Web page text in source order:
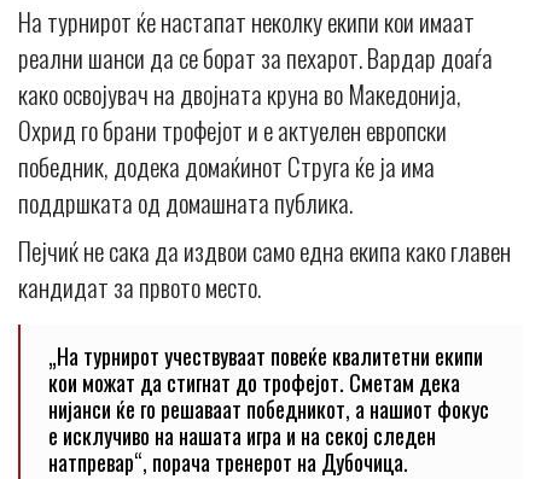
На турнирот ќе настапат неколку екипи кои имаат
реални шанси да се борат за пехарот. Вардар доаѓа
како освојувач на двојната круна во Македонија,
Охрид го брани трофејот и е актуелен европски
победник, додека домаќинот Струга ќе ја има
поддршката од домашната публика.
Пејчиќ не сака да издвои само една екипа како главен
кандидат за првото место.
„На турнирот учествуваат повеќе квалитетни екипи
кои можат да стигнат до трофејот. Сметам дека
нијанси ќе го решаваат победникот, а нашиот фокус
е исклучиво на нашата игра и на секој следен
натпревар“, порача тренерот на Дубочица.